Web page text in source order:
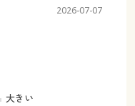
2026-07-07
大きい